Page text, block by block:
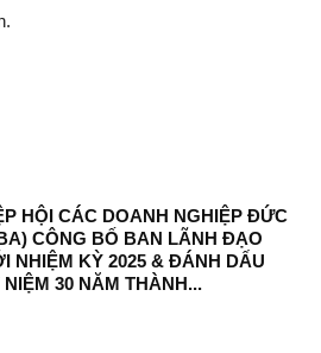
HỘI CÁC DOANH NGHIỆP ĐỨC
CÔNG BỐ BAN LÃNH ĐẠO
NHIỆM KỲ 2025 & ĐÁNH DẤU
NIỆM 30 NĂM THÀNH...